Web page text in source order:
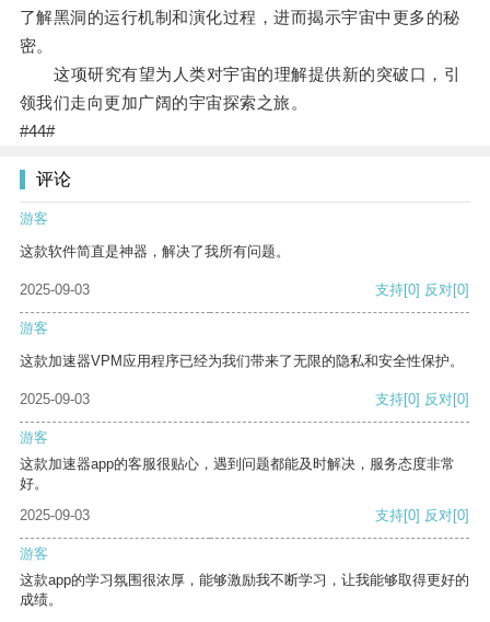
了解黑洞的运行机制和演化过程，进而揭示宇宙中更多的秘
密。
这项研究有望为人类对宇宙的理解提供新的突破口，引
领我们走向更加广阔的宇宙探索之旅。
#44#
评论
游客
这款软件简直是神器，解决了我所有问题。
2025-09-03 支持[0] 反对[0]
游客
这款加速器VPM应用程序已经为我们带来了无限的隐私和安全性保护。
2025-09-03 支持[0] 反对[0]
游客
这款加速器app的客服很贴心，遇到问题都能及时解决，服务态度非常
好。
2025-09-03
支持[0] 反对[0]
游客
这款app的学习氛围很浓厚，能够激励我不断学习，让我能够取得更好的
成绩。